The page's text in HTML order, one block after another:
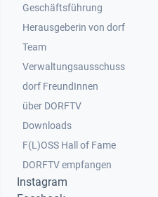
Geschäftsführung
Herausgeberin von dorf
Team
Verwaltungsausschuss
dorf FreundInnen
Footer 3
über DORFTV
Downloads
F(L)OSS Hall of Fame
Footer 4
DORFTV empfangen
Instagram